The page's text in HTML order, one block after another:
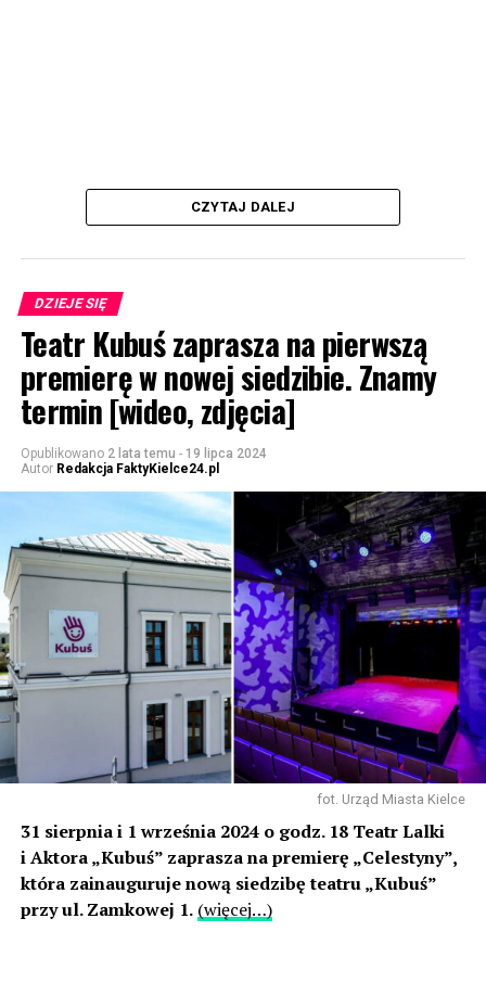
CZYTAJ DALEJ
DZIEJE SIĘ
Teatr Kubuś zaprasza na pierwszą
premierę w nowej siedzibie. Znamy
termin [wideo, zdjęcia]
Opublikowano 2 lata temu - 19 lipca 2024
Autor Redakcja FaktyKielce24.pl
fot. Urząd Miasta Kielce
31 sierpnia i 1 września 2024 o godz. 18 Teatr Lalki
i Aktora „Kubuś” zaprasza na premierę „Celestyny”,
która zainauguruje nową siedzibę teatru „Kubuś”
przy ul. Zamkowej 1. (więcej…)